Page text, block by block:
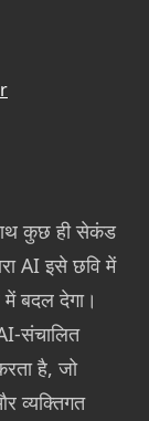
कुछ ही सेकंड
AI इसे छवि में
बदल देगा।
संचालित
है, जो
व्यक्तिगत